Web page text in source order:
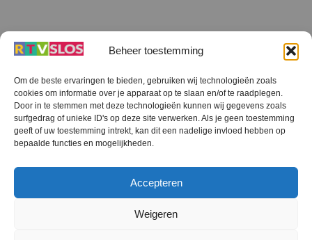
Beheer toestemming
Om de beste ervaringen te bieden, gebruiken wij technologieën zoals
cookies om informatie over je apparaat op te slaan en/of te raadplegen.
Door in te stemmen met deze technologieën kunnen wij gegevens zoals
surfgedrag of unieke ID's op deze site verwerken. Als je geen toestemming
geeft of uw toestemming intrekt, kan dit een nadelige invloed hebben op
bepaalde functies en mogelijkheden.
Accepteren
Weigeren
Terug
naar
boven
RTV SLOS
RTV SLOS ANBI